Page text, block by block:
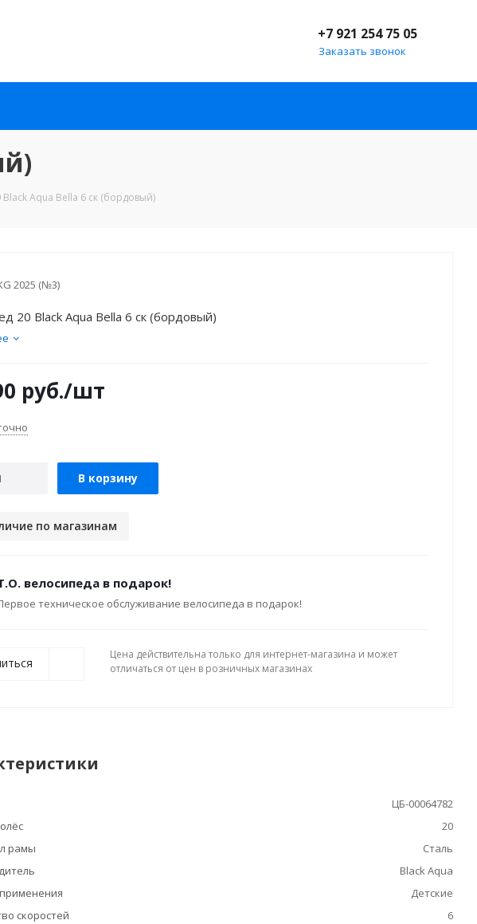
+7 921 254 75 05
Заказать звонок
Aqua Bella 6 ск (бордовый)
2025 (№3)
20 Black Aqua Bella 6 ск (бордовый)
руб./шт
В корзину
по магазинам
велосипеда в подарок!
техническое обслуживание велосипеда в подарок!
Цена действительна только для интернет-магазина и может
отличаться от цен в розничных магазинах
ЦБ-00064782
20
рамы
Сталь
Black Aqua
Детские
скоростей
6